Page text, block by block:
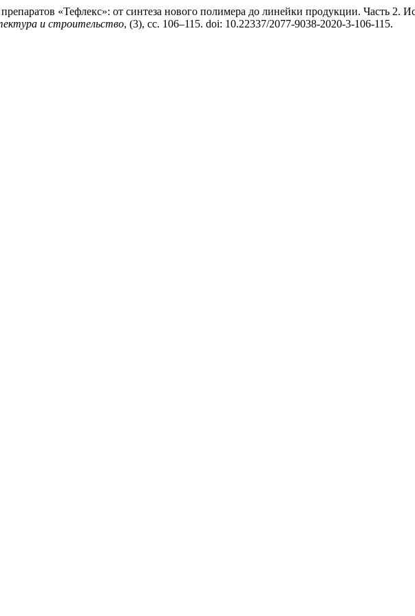
«Тефлекс»: от синтеза нового полимера до линейки продукции. Часть 2.
и строительство, (3), сс. 106–115. doi: 10.22337/2077-9038-2020-3-106-115.